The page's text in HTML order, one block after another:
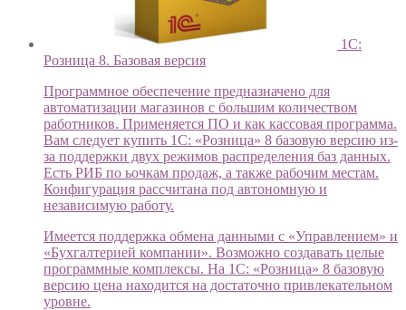
1С:
Розница 8. Базовая версия
Программное обеспечение предназначено для
автоматизации магазинов с большим количеством
работников. Применяется ПО и как кассовая программа.
Вам следует купить 1С: «Розница» 8 базовую версию из-
за поддержки двух режимов распределения баз данных.
Есть РИБ по ьочкам продаж, а также рабочим местам.
Конфигурация рассчитана под автономную и
независимую работу.
Имеется поддержка обмена данными с «Управлением» и
«Бухгалтерией компании». Возможно создавать целые
программные комплексы. На 1С: «Розница» 8 базовую
версию цена находится на достаточно привлекательном
уровне.